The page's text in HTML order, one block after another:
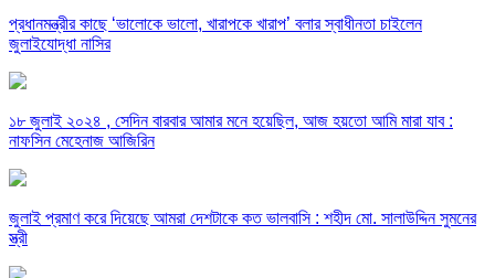
প্রধানমন্ত্রীর কাছে ‘ভালোকে ভালো, খারাপকে খারাপ’ বলার স্বাধীনতা চাইলেন
জুলাইযোদ্ধা নাসির
১৮ জুলাই ২০২৪ , সেদিন বারবার আমার মনে হয়েছিল, আজ হয়তো আমি মারা যাব :
নাফসিন মেহেনাজ আজিরিন
জুলাই প্রমাণ করে দিয়েছে আমরা দেশটাকে কত ভালবাসি : শহীদ মো. সালাউদ্দিন সুমনের
স্ত্রী